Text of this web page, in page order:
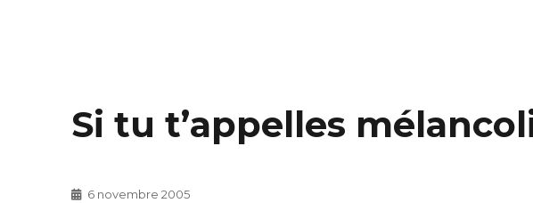
Si tu t’appelles
Publié
6 novembre 2005